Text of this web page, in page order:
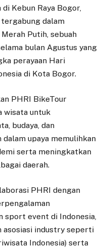
Kebun Raya Bogor,
dalam
Putih, sebuah
bulan Agustus yang
perayaan Hari
di Kota Bogor.
PHRI BikeTour
wisata untuk
budaya, dan
upaya memulihkan
serta meningkatkan
daerah.
PHRI dengan
sport event di Indonesia,
asosiasi industry seperti
Indonesia) serta